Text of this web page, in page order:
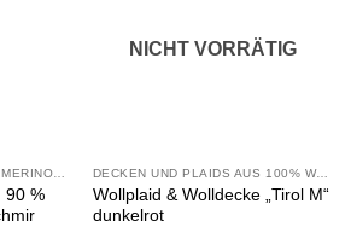
DECKEN UND PLAIDS AUS MERINOWOLLE UND KASCHMIR
90 %
NICHT VORRÄTIG
DECKEN UND PLAIDS AUS 100% WOLLE
Wollplaid & Wolldecke „Tirol M“
dunkelrot